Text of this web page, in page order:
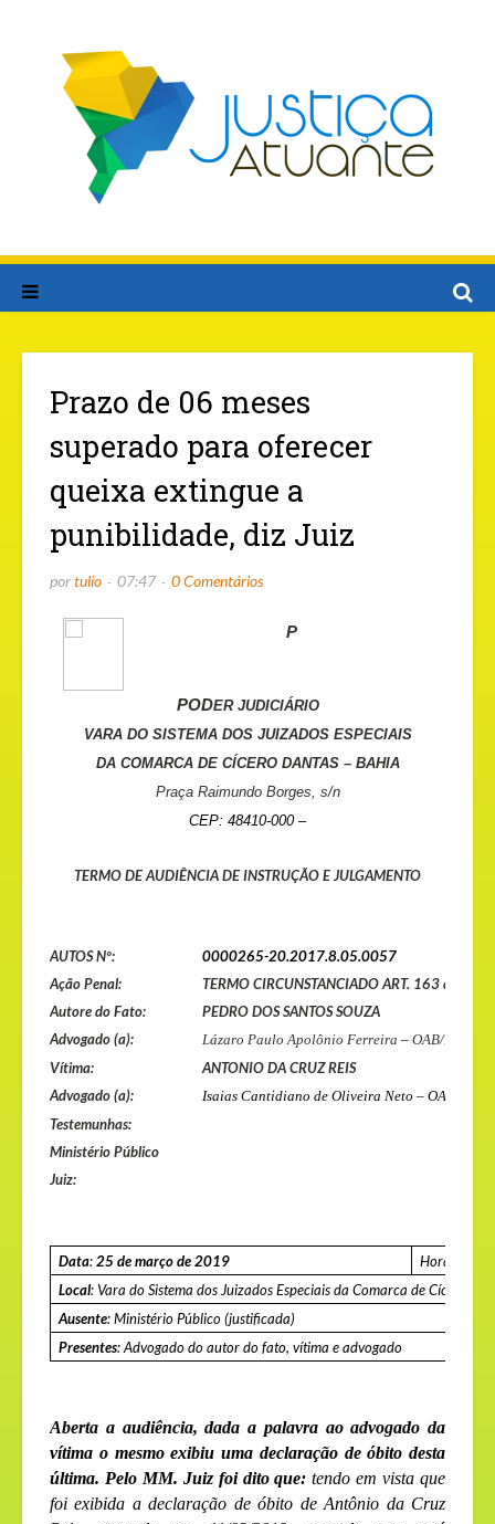
Prazo de 06 meses
superado para oferecer
queixa extingue a
punibilidade, diz Juiz
portulio 07:47 0 Comentários
P
PODER JUDICIÁRIO
VARA DO SISTEMA DOS JUIZADOS ESPECIAIS
DA COMARCA DE CÍCERO DANTAS – BAHIA
Praça Raimundo Borges, s/n
CEP: 48410-000 –
TERMO DE AUDIÊNCIA DE INSTRUÇÃO E JULGAMENTO
AUTOS Nº:
0000265-20.2017.8.05.0057
Ação Penal:
TERMO CIRCUNSTANCIADO ART. 163 do CPB
Autore do Fato:
PEDRO DOS SANTOS SOUZA
Advogado (a):
Lázaro Paulo Apolônio Ferreira – OAB/BA:
Vítima:
ANTONIO DA CRUZ REIS
Advogado (a):
Isaias Cantidiano de Oliveira Neto – OAB/BA:
Testemunhas:
Ministério Público
Juiz:
Data:25 de março de 2019 Hora:
Local: Vara do Sistema dos Juizados Especiais da Comarca de Cícero
Ausente: Ministério Público (justificada)
Presentes: Advogado do autor do fato, vítima e advogado
Aberta a audiência, dada a palavra ao advogado da
vítima o mesmo exibiu uma declaração de óbito desta
última. Pelo MM. Juiz foi dito que:tendo em vista que
foi exibida a declaração de óbito de Antônio da Cruz